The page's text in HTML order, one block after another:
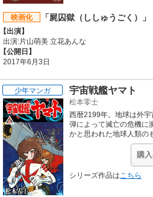
映画化 「屍囚獄（ししゅうごく）」
【出演】
出演:片山萌美 立花あんな
【公開日】
2017年6月3日
少年マンガ 宇宙戦艦ヤマト
松本零士
西暦2199年。地球は外
弾によって滅亡の危機に
かと思われた地球人類の
カプセルが届く。カプセ
リーナーをイスカンダル
ージと、ガミラスの戦艦
が入っていた。設計図を
購
シリーズ作品はこちら